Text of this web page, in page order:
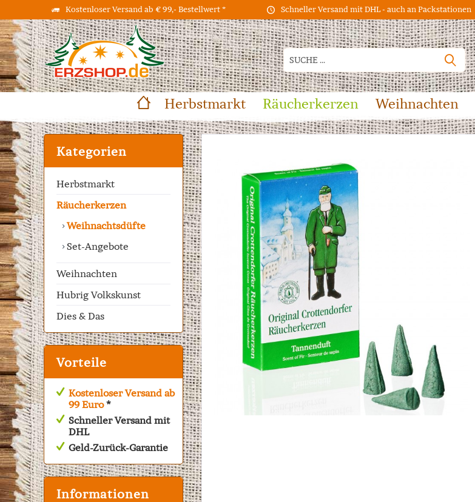
Kostenloser Versand ab € 99,- Bestellwert * Schneller Versand mit DHL - auch an Packstationen
Herbstmarkt Räucherkerzen Weihnachten
Kategorien
Herbstmarkt
Räucherkerzen
Weihnachtsdüfte
Set-Angebote
Weihnachten
Hubrig Volkskunst
Dies & Das
Vorteile
Kostenloser Versand ab
99 Euro*
Schneller Versand mit
DHL
Geld-Zurück-Garantie
Informationen